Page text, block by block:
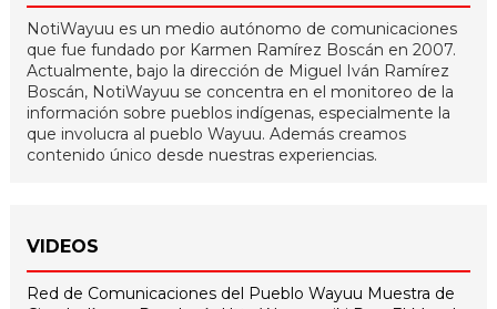
NotiWayuu es un medio autónomo de comunicaciones
que fue fundado por Karmen Ramírez Boscán en 2007.
Actualmente, bajo la dirección de Miguel Iván Ramírez
Boscán, NotiWayuu se concentra en el monitoreo de la
información sobre pueblos indígenas, especialmente la
que involucra al pueblo Wayuu. Además creamos
contenido único desde nuestras experiencias.
VIDEOS
Red de Comunicaciones del Pueblo Wayuu Muestra de